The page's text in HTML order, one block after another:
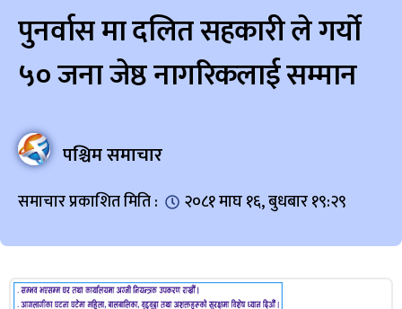
पुनर्वास मा दलित सहकारी ले गर्यो
५० जना जेष्ठ नागरिकलाई सम्मान
पश्चिम समाचार
समाचार प्रकाशित मिति : २०८१ माघ १६, बुधबार १९:२९